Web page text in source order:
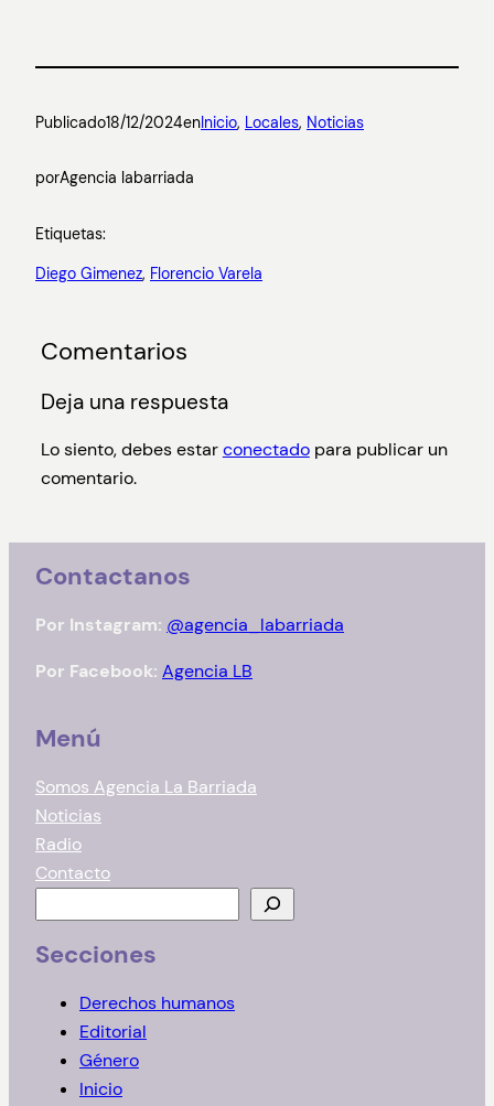
Publicado18/12/2024enInicio, Locales, Noticias
porAgencia labarriada
Etiquetas:
Diego Gimenez, Florencio Varela
Comentarios
Deja una respuesta
Lo siento, debes estarconectadopara publicar un
comentario.
Contactanos
Por Instagram: @agencia_labarriada
Por Facebook: Agencia LB
Menú
Somos Agencia La Barriada
Noticias
Radio
Contacto
u
s
Secciones
Derechos humanos
Editorial
Género
Inicio